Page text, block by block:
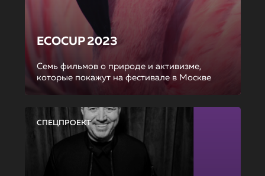
ECOCUP 2023
Семь фильмов о природе и активизме,
которые покажут на фестивале в Москве
СПЕЦПРОЕКТ